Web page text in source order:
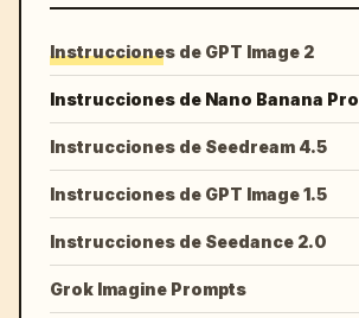
Instrucciones de GPT Image 2
Instrucciones de Nano Banana Pro
Instrucciones de Seedream 4.5
Instrucciones de GPT Image 1.5
Instrucciones de Seedance 2.0
Grok Imagine Prompts